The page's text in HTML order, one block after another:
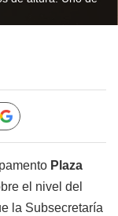
Plaza
el nivel del
la Subsecretaría